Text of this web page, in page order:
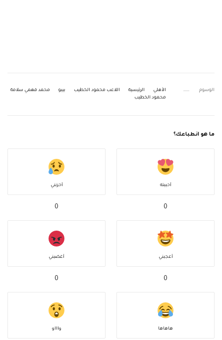
الوسوم الأهلي الرئيسية اللاعب محمود الخطيب بيبو
محمد فهمي سلامة
محمود الخطيب
ما هو انطباعك؟
أحببته
0
أحزنني
0
أعجبني
0
أغضبني
0
هاهاها واااو